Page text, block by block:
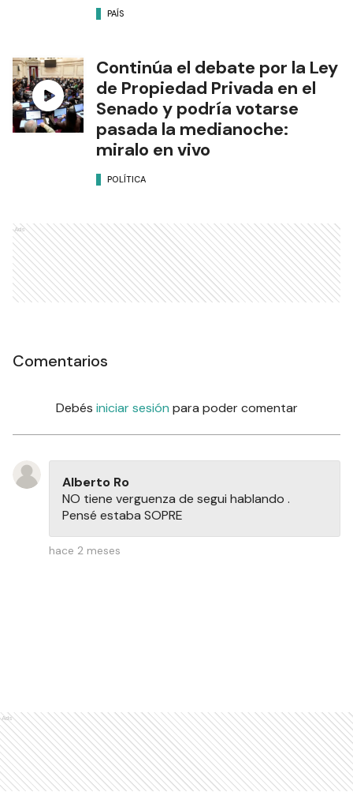
PAÍS
Continúa el debate por la Ley
de Propiedad Privada en el
Senado y podría votarse
pasada la medianoche:
miralo en vivo
POLÍTICA
Ads
Comentarios
Debés iniciar sesión para poder comentar
Alberto Ro
NO tiene verguenza de segui hablando .
Pensé estaba SOPRE
hace 2 meses
Ads